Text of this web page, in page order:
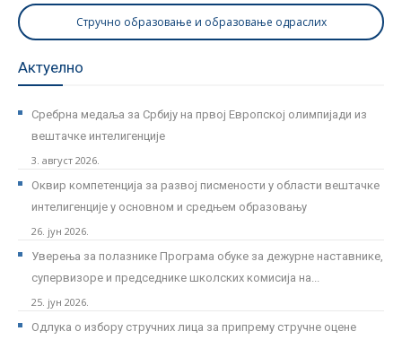
Стручно образовање и образовање одраслих
Актуелно
Сребрна медаља за Србију на првој Европској олимпијади из
вештачке интелигенције
3. август 2026.
Оквир компетенција за развој писмености у области вештачке
интелигенције у основном и средњем образовању
26. јун 2026.
Уверења за полазнике Програмa обуке за дежурне наставнике,
супервизоре и председнике школских комисија на...
25. јун 2026.
Одлука о избору стручних лица за припрему стручне оцене